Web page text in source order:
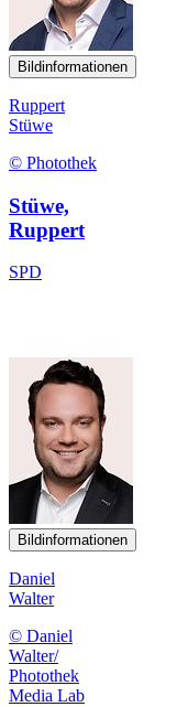
Bildinformationen
Ruppert
Stüwe
© Photothek
Stüwe,
Ruppert
SPD
Bildinformationen
Daniel
Walter
© Daniel
Walter/
Photothek
Media Lab